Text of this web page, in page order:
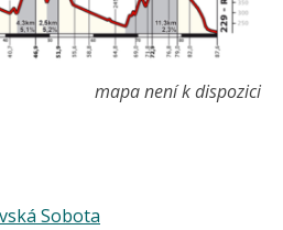
mapa není k dispozici
Sobota